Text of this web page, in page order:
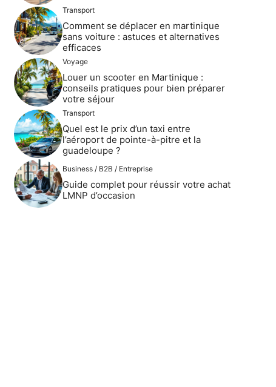
Transport
Comment se déplacer en martinique
sans voiture : astuces et alternatives
efficaces
Voyage
Louer un scooter en Martinique :
conseils pratiques pour bien préparer
votre séjour
Transport
Quel est le prix d’un taxi entre
l’aéroport de pointe-à-pitre et la
guadeloupe ?
Business / B2B / Entreprise
Guide complet pour réussir votre achat
LMNP d’occasion